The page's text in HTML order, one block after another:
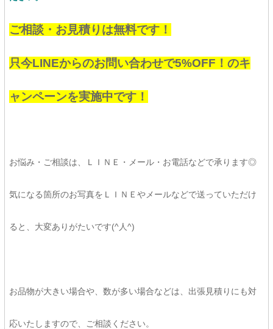
ご相談・お見積りは無料です！
只今LINEからのお問い合わせで5%OFF！のキ
ャンペーンを実施中です！
お悩み・ご相談は、ＬＩＮＥ・メール・お電話などで承ります◎
気になる箇所のお写真をＬＩＮＥやメールなどで送っていただけ
ると、大変ありがたいです(^人^)
お品物が大きい場合や、数が多い場合などは、出張見積りにも対
応いたしますので、ご相談ください。